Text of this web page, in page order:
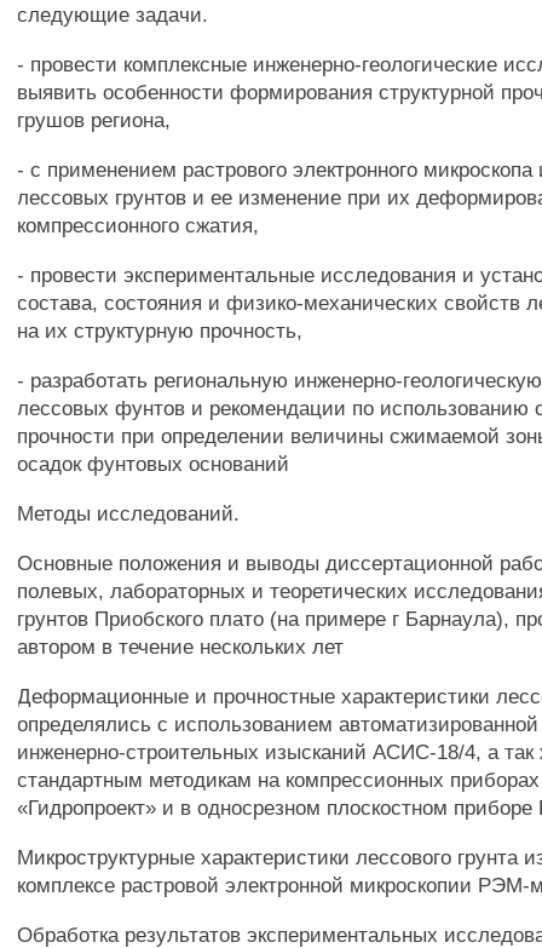
следующие задачи.
- провести комплексные инженерно-геологические
выявить особенности формирования структурной
грушов региона,
- с применением растрового электронного микроскопа
лессовых грунтов и ее изменение при их
компрессионного сжатия,
- провести экспериментальные исследования и
состава, состояния и физико-механических свойств
на их структурную прочность,
- разработать региональную инженерно-
лессовых фунтов и рекомендации по использованию
прочности при определении величины сжимаемой
осадок фунтовых оснований
Методы исследований.
Основные положения и выводы диссертационной
полевых, лабораторных и теоретических
грунтов Приобского плато (на примере г Барнаула),
автором в течение нескольких лет
Деформационные и прочностные характеристики
определялись с использованием
инженерно-строительных изысканий АСИС-18/4, а так
стандартным методикам на компрессионных
«Гидропроект» и в односрезном плоскостном приборе
Микроструктурные характеристики лессового грунта
комплексе растровой электронной микроскопии
Обработка результатов экспериментальных